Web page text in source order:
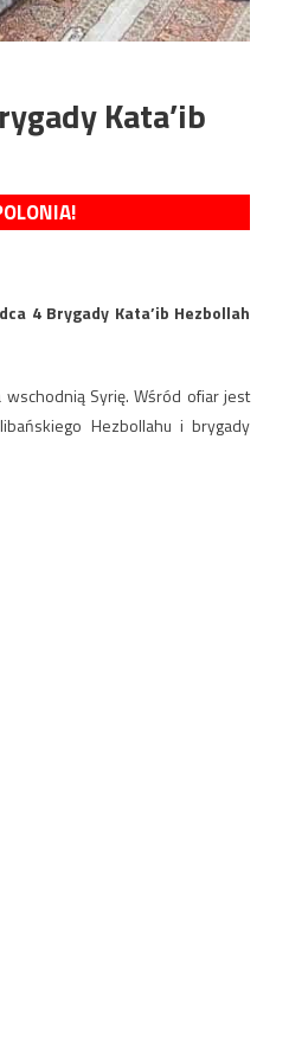
Kata’ib
4 Brygady Kata’ib Hezbollah
Syrię. Wśród ofiar jest
Hezbollahu i brygady